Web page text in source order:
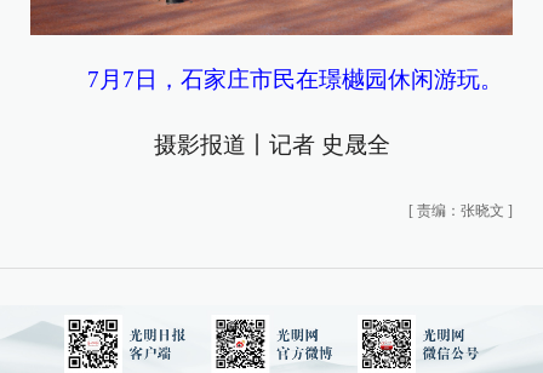
7月7日，石家庄市民在璟樾园休闲游玩。
摄影报道丨记者 史晟全
[ 责编：张晓文 ]